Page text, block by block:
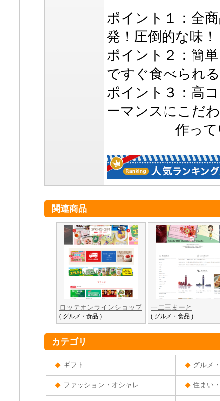
ポイント１：全
発！圧倒的な味！
ポイント２：簡
ですぐ食べられる
ポイント３：高
ーマンスにこだ
作っていま
関連商品
ロッテオンラインショップ
( グルメ・食品 )
一二三まーと
( グルメ・食品 )
カテゴリ
ギフト グルメ
ファッション・オシャレ 住まい